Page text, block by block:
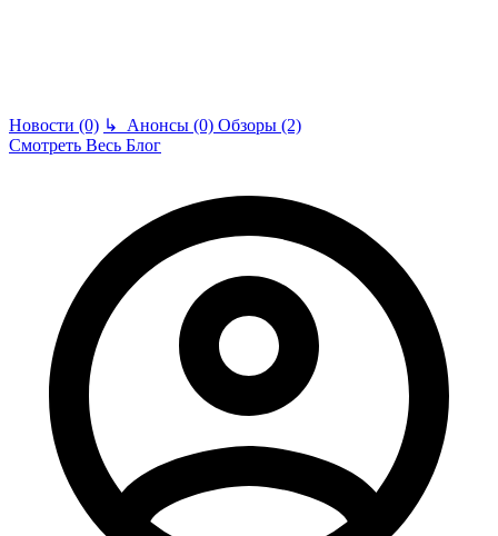
Новости (0) ↳ Анонсы (0) Обзоры (2)
Смотреть Весь Блог